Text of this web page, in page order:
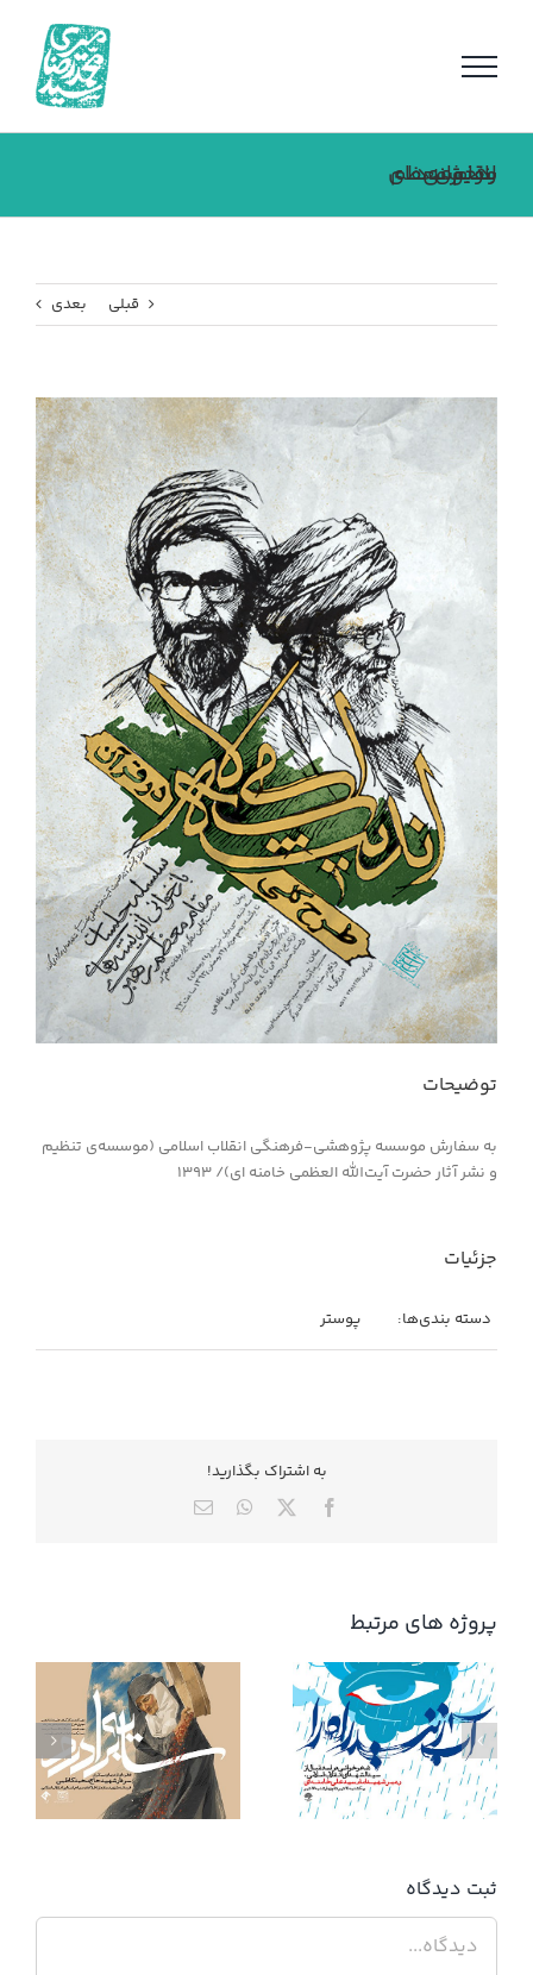
بازخوانی اندیشــه‌های مقام معظم رهبــری
قبلی بعدی
مشاهده
تصویر
بزرگتر
توضیحات
به سفارش موسسه‌ پژوهشی-فرهنگی انقلاب اسلامی (موسسه‌ی تنظیم
و نشر آثار حضرت آیت‌الله العظمی خامنه ای)/ ۱۳۹۳
جزئیات
دسته بندی‌ها: پوستر
به اشتراك بگذاريد!
Facebook
X
WhatsApp
ایمیل
پروژه های مرتبط
آب زنید راه را
ثبت ديدگاه
دیدگاه